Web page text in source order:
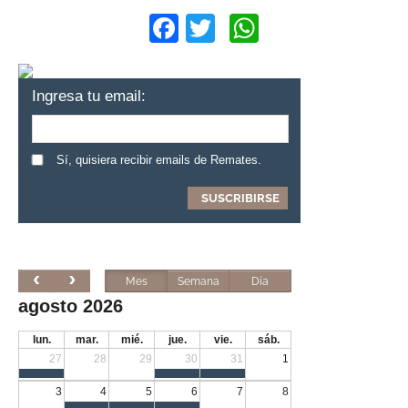
Facebook
Twitter
Ingresa tu email:
Sí, quisiera recibir emails de Remates.
Mes Semana Día
agosto 2026
lun. mar. mié. jue. vie.
sáb.
27
28 29 30 31 1
3 4 5 6 7 8